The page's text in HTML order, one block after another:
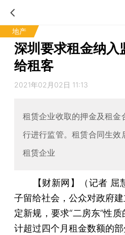
地产
深圳要求租金纳入
给租客
2021年02月02日 11:13
租赁企业收取的押金及租金
行进行监管。租赁合同生效
租赁企业
【财新网】（记者 屈
子留给社会，公众对政府
定新规，要求“二房东”性
计超过四个月租金数额的